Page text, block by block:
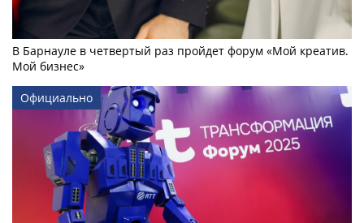
В Барнауле в четвертый раз пройдет форум «Мой креатив.
Мой бизнес»
Официально